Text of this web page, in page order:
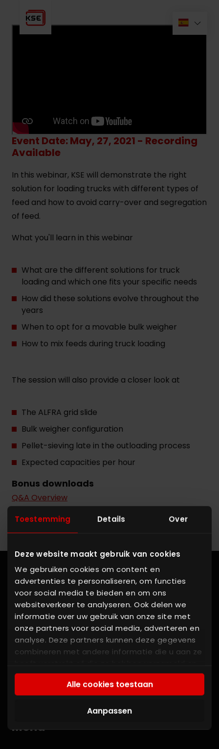
Toestemming Details Over
Deze website maakt gebruik van cookies
We gebruiken cookies om content en
advertenties te personaliseren, om functies
voor social media te bieden en om ons
websiteverkeer te analyseren. Ook delen we
informatie over uw gebruik van onze site met
onze partners voor social media, adverteren en
analyse. Deze partners kunnen deze gegevens
combineren met andere informatie die u aan ze
basis van uw gebruik van hun services. U gaat
akkoord met onze cookies als u onze website
blijft gebruiken.
Alle cookies toestaan
Aanpassen
Event Date: May, 27, 2021 - Recording
Available
In this webinar, KSE will demonstrate the right
solution for loading trucks with different types of
feed and how to avoid carry-over and segregation
of feed.
What you'll learn in this webinar
What are the different solutions for truck
loading and which one fits your specific needs
How did these solutions evolve throughout the
years
When to opt for a movable bulk weigher
How to mix feeds during truck loading
The session will also provide a closer look at
The ALFRA grid slide
Bulk weigher configuration
Pellet-sieving late in the outloading process
Expected capacities per hour
Bonus downloads
Q&A Overview
Dirección
KSE - The Batching Experts
Rondweg 27, 5531 AJ Bladel
Países Bajos
+31 (0)497 383818
Menú